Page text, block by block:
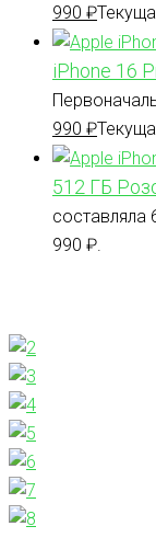
990 ₽
iPhone 16
990 ₽
512 ГБ
составляла
990 ₽.